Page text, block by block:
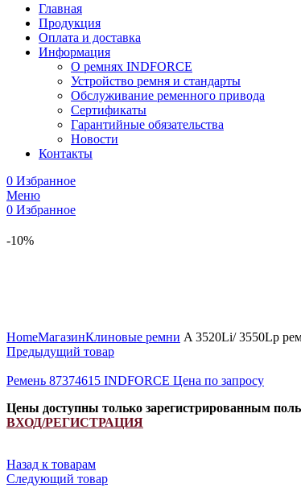
Главная
Продукция
Оплата и доставка
Информация
О ремнях INDFORCE
Устройство ремня и стандарты
Обслуживание ременного привода
Сертификаты
Гарантийные обязательства
Новости
Контакты
0 Избранное
Меню
0 Избранное
-10%
HomeМагазинКлиновые ремни A 3520Li/ 3550Lp
Предыдущий товар
Ремень 87374615 INDFORCE Цена по запросу
Цены доступны только зарегистрированным
ВХОД/РЕГИСТРАЦИЯ
Назад к товарам
Следующий товар